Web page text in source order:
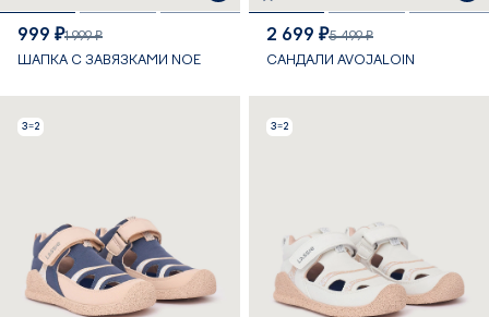
999 ₽1 999 ₽
ШАПКА С ЗАВЯЗКАМИ NOE
2 699 ₽5 499 ₽
САНДАЛИ AVOJALOIN
3=2 3=2